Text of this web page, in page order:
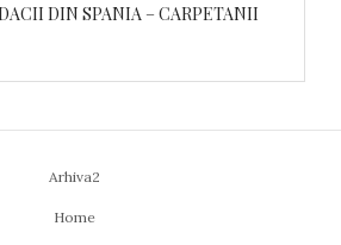
DIN SPANIA – CARPETANII
Arhiva2
Home